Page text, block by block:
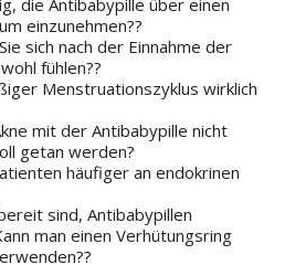
die Antibabypille über einen
einzunehmen??
sich nach der Einnahme der
fühlen??
Menstruationszyklus wirklich
mit der Antibabypille nicht
getan werden?
häufiger an endokrinen
sind, Antibabypillen
man einen Verhütungsring